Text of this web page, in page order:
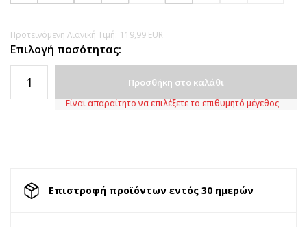
Προτεινόμενη Λιανική Τιμή: 119,99 EUR
Επιλογή ποσότητας:
Προσθήκη στο καλάθι
Είναι απαραίτητο να επιλέξετε το επιθυμητό μέγεθος
Επιστροφή προϊόντων εντός 30 ημερών